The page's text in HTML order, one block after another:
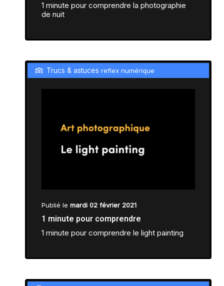
1 minute pour comprendre la photographie
de nuit
Trucs & astucesreflex numérique
Publié le mardi 02 février 2021
1 minute pour comprendre
1 minute pour comprendre le light painting